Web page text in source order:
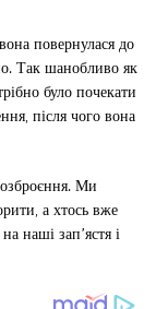
повернулася до
Так шанобливо як
було почекати
після чого вона
Ми
а хтось вже
наші зап’ястя і